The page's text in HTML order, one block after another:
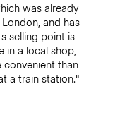
was already
and has
selling point is
in a local shop,
than
a train station."